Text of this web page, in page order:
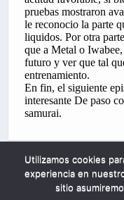
Utilizamos cookies
experiencia en
sitio